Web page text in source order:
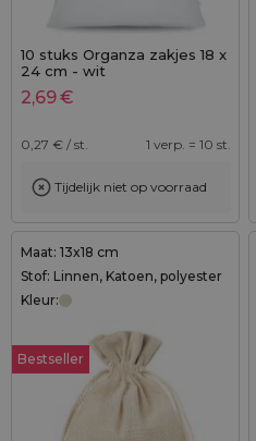
10 stuks Organza zakjes 18 x
24 cm - wit
2,69€
0,27 € / st. 1 verp. = 10 st.
Tijdelijk niet op voorraad
Maat: 13x18 cm
Stof: Linnen, Katoen, polyester
Kleur:
Bestseller